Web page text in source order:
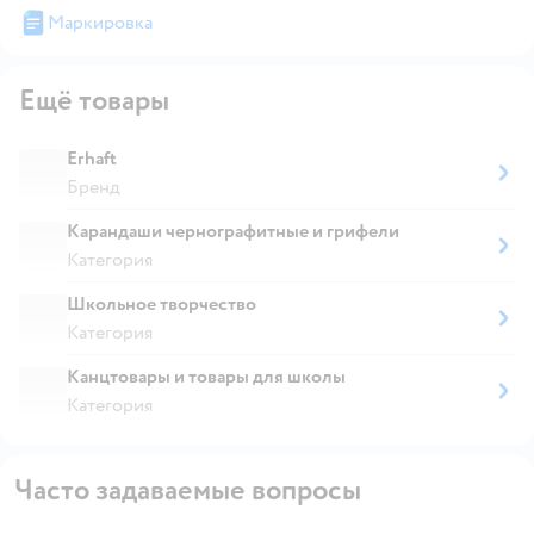
Маркировка
Ещё товары
Erhaft
Бренд
Карандаши чернографитные и грифели
Категория
Школьное творчество
Категория
Канцтовары и товары для школы
Категория
Часто задаваемые вопросы